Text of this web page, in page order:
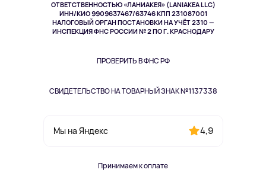
ОТВЕТСТВЕННОСТЬЮ «ЛАНИАКЕЯ» (LANIAKEA LLC)
ИНН/КИО 9909637467/63746 КПП 231087001
НАЛОГОВЫЙ ОРГАН ПОСТАНОВКИ НА УЧЁТ 2310 —
ИНСПЕКЦИЯ ФНС РОССИИ № 2 ПО Г. КРАСНОДАРУ
ПРОВЕРИТЬ В ФНС РФ
СВИДЕТЕЛЬСТВО НА ТОВАРНЫЙ ЗНАК №1137338
Мы на Яндекс 4,9
Принимаем к оплате
Здоровье питомцев
Одежда и аксессуары